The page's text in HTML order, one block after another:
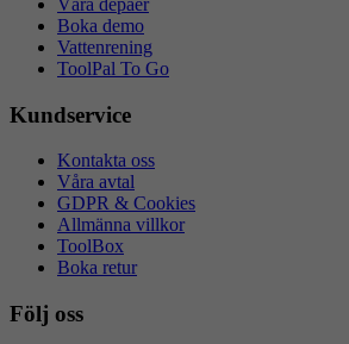
Våra depåer
Boka demo
Vattenrening
ToolPal To Go
Kundservice
Kontakta oss
Våra avtal
GDPR & Cookies
Allmänna villkor
ToolBox
Boka retur
Följ oss